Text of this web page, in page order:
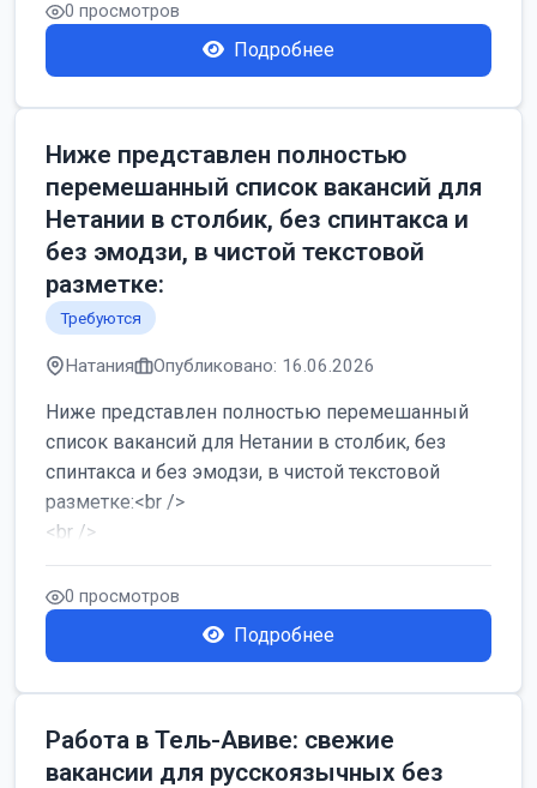
0 просмотров
Подробнее
Ниже представлен полностью
перемешанный список вакансий для
Нетании в столбик, без спинтакса и
без эмодзи, в чистой текстовой
разметке:
Требуются
Натания Опубликовано: 16.06.2026
Ниже представлен полностью перемешанный
список вакансий для Нетании в столбик, без
спинтакса и без эмодзи, в чистой текстовой
разметке:<br />
<br />
Работа в Нетании на мебельном производстве:
требу...
0 просмотров
Подробнее
Работа в Тель-Авиве: свежие
вакансии для русскоязычных без